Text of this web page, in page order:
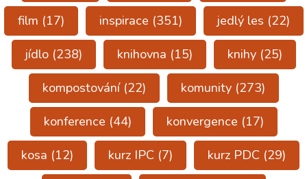
film (17) inspirace (351) jedlý les (22)
jídlo(238) knihovna (15) knihy(25)
kompostování(22) komunity(273)
konference (44) konvergence (17)
kosa (12) kurz IPC (7) kurz PDC (29)